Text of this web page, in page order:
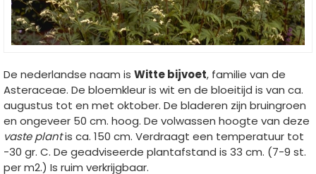
De nederlandse naam is Witte bijvoet, familie van de
Asteraceae. De bloemkleur is wit en de bloeitijd is van ca.
augustus tot en met oktober. De bladeren zijn bruingroen
en ongeveer 50 cm. hoog. De volwassen hoogte van deze
vaste plantis ca. 150 cm. Verdraagt een temperatuur tot
-30 gr. C. De geadviseerde plantafstand is 33 cm. (7-9 st.
per m2.) Is ruim verkrijgbaar.